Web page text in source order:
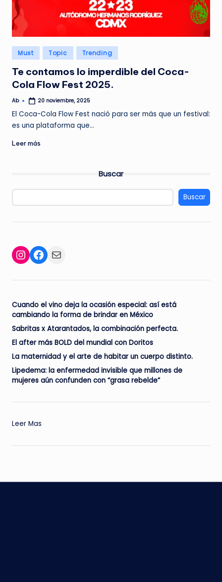
Publicado
en
Must Topic Trending
Te contamos lo imperdible del Coca-
Cola Flow Fest 2025.
Publicado
Ab 20 noviembre, 2025
El Coca-Cola Flow Fest nació para ser más que un festival:
es una plataforma que…
Leer más
Buscar
Buscar
Instagram
Facebook
Mail
Cuando el vino deja la ocasión especial: así está
cambiando la forma de brindar en México
Sabritas x Atarantados, la combinación perfecta.
El after más BOLD del mundial con Doritos
La maternidad y el arte de habitar un cuerpo distinto.
Lipedema: la enfermedad invisible que millones de
mujeres aún confunden con “grasa rebelde”
Leer Mas
contamos
del